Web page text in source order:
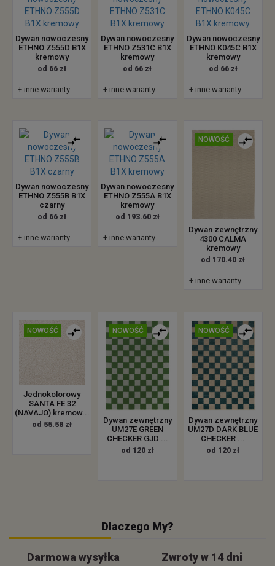
Dywan nowoczesny
ETHNO Z555D B1X
kremowy
od 66 zł
+ inne warianty
Dywan nowoczesny
ETHNO Z531C B1X
kremowy
od 66 zł
+ inne warianty
Dywan nowoczesny
ETHNO K045C B1X
kremowy
od 66 zł
+ inne warianty
Dywan nowoczesny
ETHNO Z555B B1X
czarny
od 66 zł
+ inne warianty
Dywan nowoczesny
ETHNO Z555A B1X
kremowy
od 193.60 zł
+ inne warianty
NOWOŚĆ
Dywan zewnętrzny
4300 CALMA
kremowy
od 170.40 zł
+ inne warianty
NOWOŚĆ
Jednokolorowy
SANTA FE 32
(NAVAJO) kremow...
od 55.58 zł
NOWOŚĆ
Dywan zewnętrzny
UM27E GREEN
CHECKER GJD ...
od 120 zł
NOWOŚĆ
Dywan zewnętrzny
UM27D DARK BLUE
CHECKER ...
od 120 zł
Dlaczego My?
Darmowa wysyłka Zwroty w 14 dni